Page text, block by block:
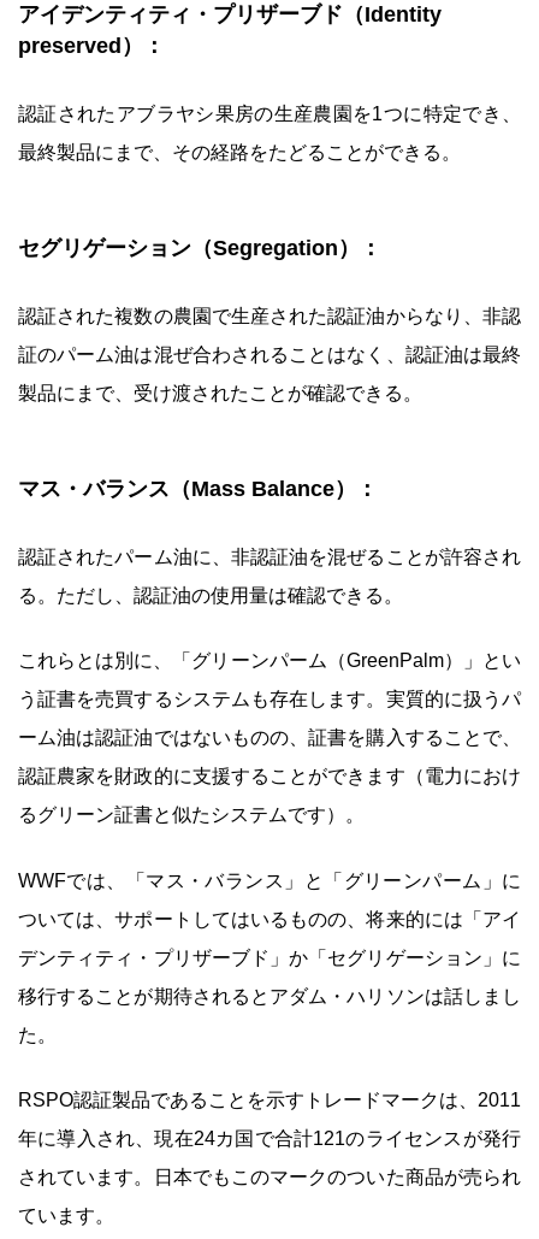
アイデンティティ・プリザーブド（Identity
preserved）：
認証されたアブラヤシ果房の生産農園を1つに特定でき、
最終製品にまで、その経路をたどることができる。
セグリゲーション（Segregation）：
認証された複数の農園で生産された認証油からなり、非認
証のパーム油は混ぜ合わされることはなく、認証油は最終
製品にまで、受け渡されたことが確認できる。
マス・バランス（Mass Balance）：
認証されたパーム油に、非認証油を混ぜることが許容され
る。ただし、認証油の使用量は確認できる。
これらとは別に、「グリーンパーム（GreenPalm）」とい
う証書を売買するシステムも存在します。実質的に扱うパ
ーム油は認証油ではないものの、証書を購入することで、
認証農家を財政的に支援することができます（電力におけ
るグリーン証書と似たシステムです）。
WWFでは、「マス・バランス」と「グリーンパーム」に
ついては、サポートしてはいるものの、将来的には「アイ
デンティティ・プリザーブド」か「セグリゲーション」に
移行することが期待されるとアダム・ハリソンは話しまし
た。
RSPO認証製品であることを示すトレードマークは、2011
年に導入され、現在24カ国で合計121のライセンスが発行
されています。日本でもこのマークのついた商品が売られ
ています。